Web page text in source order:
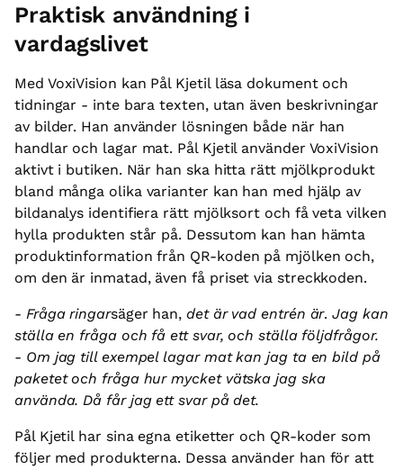
Praktisk användning i
vardagslivet
Med VoxiVision kan Pål Kjetil läsa dokument och
tidningar - inte bara texten, utan även beskrivningar
av bilder. Han använder lösningen både när han
handlar och lagar mat. Pål Kjetil använder VoxiVision
aktivt i butiken. När han ska hitta rätt mjölkprodukt
bland många olika varianter kan han med hjälp av
bildanalys identifiera rätt mjölksort och få veta vilken
hylla produkten står på. Dessutom kan han hämta
produktinformation från QR-koden på mjölken och,
om den är inmatad, även få priset via streckkoden.
- Fråga ringarsäger han,det är vad entrén är. Jag kan
ställa en fråga och få ett svar, och ställa följdfrågor.
- Om jag till exempel lagar mat kan jag ta en bild på
paketet och fråga hur mycket vätska jag ska
använda. Då får jag ett svar på det.
Pål Kjetil har sina egna etiketter och QR-koder som
följer med produkterna. Dessa använder han för att